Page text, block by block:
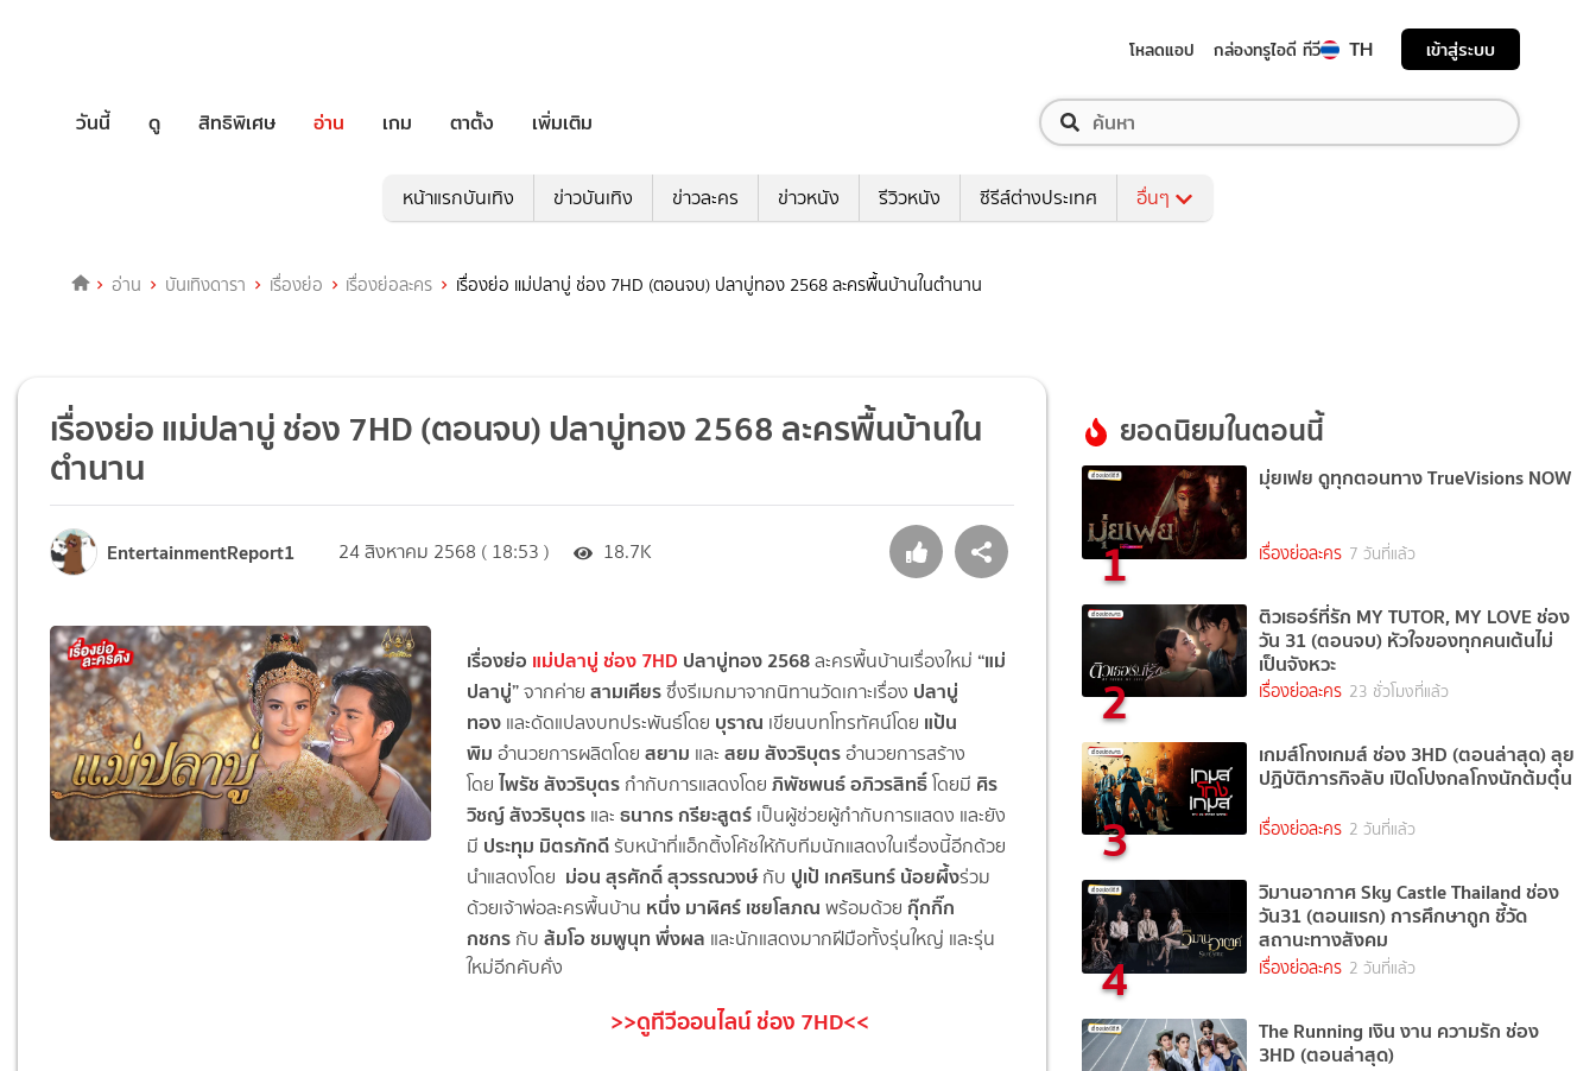
โหลดแอป กล่องทรูไอดี ทีวี TH เข้าสู่ระบบ
วันนี้ ดู สิทธิพิเศษ อ่าน เกม ตาตั้ง เพิ่มเติม
หน้าแรกบันเทิง ข่าวบันเทิง ข่าวละคร ข่าวหนัง รีวิวหนัง ซีรีส์ต่างประเทศ อื่นๆ
อ่าน บันเทิงดารา เรื่องย่อ เรื่องย่อละคร เรื่องย่อ แม่ปลาบู่ ช่อง 7HD (ตอนจบ) ปลาบู่ทอง 2568 ละครพื้นบ้านในตำนาน
เรื่องย่อ แม่ปลาบู่ ช่อง 7HD (ตอนจบ) ปลาบู่ทอง 2568 ละครพื้นบ้านใน
ตำนาน
EntertainmentReport1 24 สิงหาคม 2568 ( 18:53 ) 18.7K
เรื่องย่อ แม่ปลาบู่ ช่อง 7HD ปลาบู่ทอง 2568ละครพื้นบ้านเรื่องใหม่ “แม่
ปลาบู่”จากค่าย สามเศียรซึ่งรีเมกมาจากนิทานวัดเกาะเรื่อง ปลาบู่
ทอง และดัดแปลงบทประพันธ์โดย บุราณ เขียนบทโทรทัศน์โดย แป้น
พิม อำนวยการผลิตโดย สยาม และ สยม สังวริบุตรอำนวยการสร้าง
โดย ไพรัช สังวริบุตร กำกับการแสดงโดย ภิพัชพนธ์ อภิวรสิทธิ์โดยมี ศิร
วิชญ์ สังวริบุตรและ ธนากร กรียะสูตร์เป็นผู้ช่วยผู้กำกับการแสดง และยัง
มี ประทุม มิตรภักดีรับหน้าที่แอ็กติ้งโค้ชให้กับทีมนักแสดงในเรื่องนี้อีกด้วย
นำแสดงโดย ม่อนสุรศักดิ์ สุวรรณวงษ์กับ ปูเป้ เกศรินทร์ น้อยผึ้งร่วม
ด้วยเจ้าพ่อละครพื้นบ้าน หนึ่ง มาฬิศร์ เชยโสภณ พร้อมด้วย กุ๊กกิ๊ก
กชกรกับ ส้มโอ ชมพูนุท พึ่งผล และนักแสดงมากฝีมือทั้งรุ่นใหญ่ และรุ่น
ใหม่อีกคับคั่ง
>>ดูทีวีออนไลน์ ช่อง 7HD<<
ยอดนิยมในตอนนี้
1
มุ่ยเฟย ดูทุกตอนทาง TrueVisions NOW
เรื่องย่อละคร 7 วันที่แล้ว
2
ติวเธอร์ที่รัก MY TUTOR, MY LOVE ช่อง
วัน 31 (ตอนจบ) หัวใจของทุกคนเต้นไม่
เป็นจังหวะ
เรื่องย่อละคร 23 ชั่วโมงที่แล้ว
3
เกมส์โกงเกมส์ ช่อง 3HD (ตอนล่าสุด) ลุย
ปฏิบัติภารกิจลับ เปิดโปงกลโกงนักต้มตุ๋น
เรื่องย่อละคร 2 วันที่แล้ว
4
วิมานอากาศ Sky Castle Thailand ช่อง
วัน31 (ตอนแรก) การศึกษาถูก ชี้วัด
สถานะทางสังคม
เรื่องย่อละคร 2 วันที่แล้ว
The Running เงิน งาน ความรัก ช่อง
3HD (ตอนล่าสุด)